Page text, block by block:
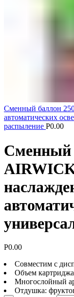
Сменный баллон
автоматических
распыление Р0.00
Сменный
Р0.00
Совместим с
Объем
Многослойный
Отдушка: